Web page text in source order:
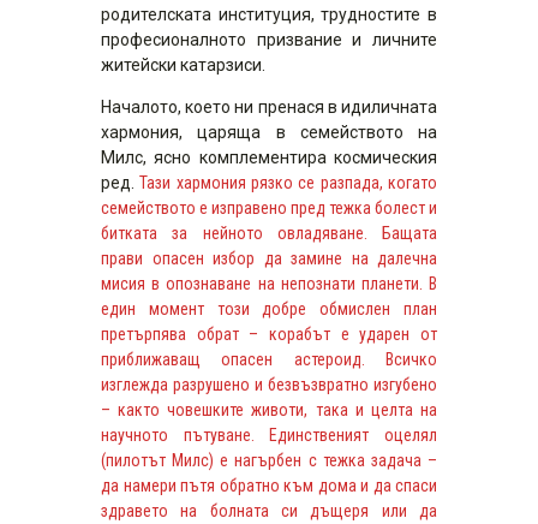
родителската институция, трудностите в
професионалното призвание и личните
житейски катарзиси.
Началото, което ни пренася в идиличната
хармония, царяща в семейството на
Милс, ясно комплементира космическия
ред.Тази хармония рязко се разпада, когато
семейството е изправено пред тежка болест и
битката за нейното овладяване. Бащата
прави опасен избор да замине на далечна
мисия в опознаване на непознати планети. В
един момент този добре обмислен план
претърпява обрат – корабът е ударен от
приближаващ опасен астероид. Всичко
изглежда разрушено и безвъзвратно изгубено
– както човешките животи, така и целта на
научното пътуване. Единственият оцелял
(пилотът Милс) е нагърбен с тежка задача –
да намери пътя обратно към дома и да спаси
здравето на болната си дъщеря или да